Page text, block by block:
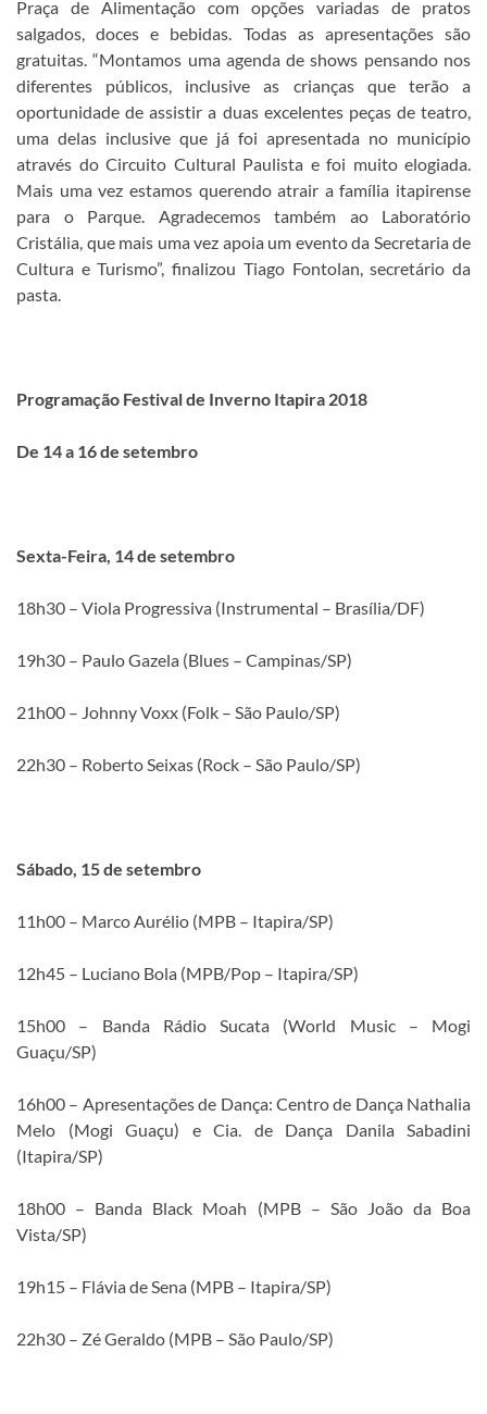
Praça de Alimentação com opções variadas de pratos
salgados, doces e bebidas. Todas as apresentações são
gratuitas. “Montamos uma agenda de shows pensando nos
diferentes públicos, inclusive as crianças que terão a
oportunidade de assistir a duas excelentes peças de teatro,
uma delas inclusive que já foi apresentada no município
através do Circuito Cultural Paulista e foi muito elogiada.
Mais uma vez estamos querendo atrair a família itapirense
para o Parque. Agradecemos também ao Laboratório
Cristália, que mais uma vez apoia um evento da Secretaria de
Cultura e Turismo”, finalizou Tiago Fontolan, secretário da
pasta.
Programação Festival de Inverno Itapira 2018
De 14 a 16 de setembro
Sexta-Feira, 14 de setembro
18h30 – Viola Progressiva (Instrumental – Brasília/DF)
19h30 – Paulo Gazela (Blues – Campinas/SP)
21h00 – Johnny Voxx (Folk – São Paulo/SP)
22h30 – Roberto Seixas (Rock – São Paulo/SP)
Sábado, 15 de setembro
11h00 – Marco Aurélio (MPB – Itapira/SP)
12h45 – Luciano Bola (MPB/Pop – Itapira/SP)
15h00 – Banda Rádio Sucata (World Music – Mogi
Guaçu/SP)
16h00 – Apresentações de Dança: Centro de Dança Nathalia
Melo (Mogi Guaçu) e Cia. de Dança Danila Sabadini
(Itapira/SP)
18h00 – Banda Black Moah (MPB – São João da Boa
Vista/SP)
19h15 – Flávia de Sena (MPB – Itapira/SP)
22h30 – Zé Geraldo (MPB – São Paulo/SP)